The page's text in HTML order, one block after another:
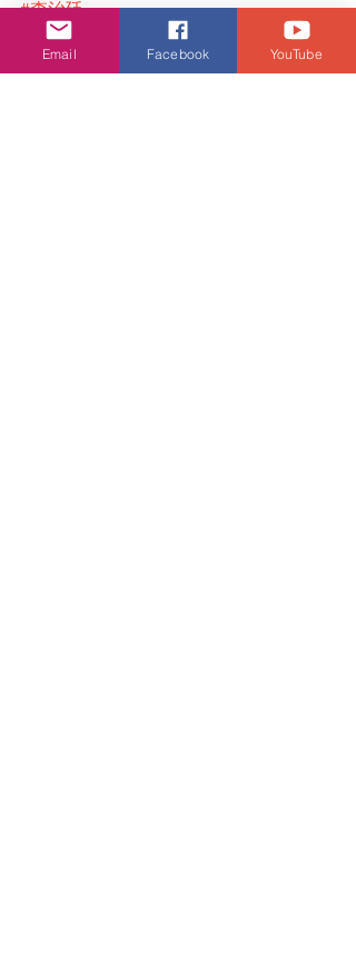
#李治廷
潮流生活
Email Facebook YouTube